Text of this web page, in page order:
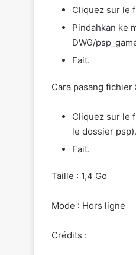
Cliquez sur le
Pindahkan ke
DWG/
Fait.
Cara pasang fichier
Cliquez sur le
le dossier psp).
Fait.
Taille : 1,4 Go
Mode : Hors ligne
Crédits :